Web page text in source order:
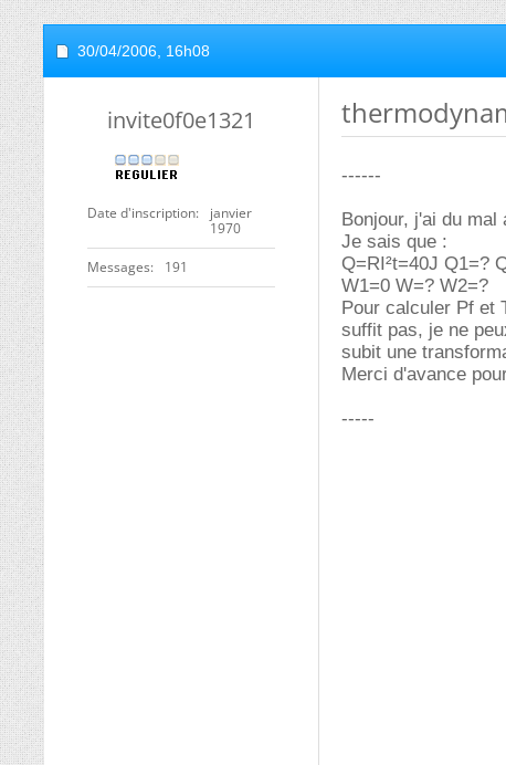
30/04/2006, 16h08
invite0f0e1321
Date d'inscription
janvier
1970
Messages 191
------
Bonjour, j'ai du
Je sais que :
Q=RI²t=40J Q1=?
W1=0 W=? W2=?
Pour calculer Pf et
suffit pas, je ne
subit une
Merci d'avance
-----